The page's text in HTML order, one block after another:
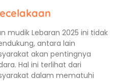
mudik Lebaran 2025 ini tidak
antara lain
akan pentingnya
Hal ini terlihat dari
dalam mematuhi